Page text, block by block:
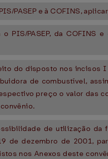
PASEP e à COFINS,
PIS/PASEP, da COFINS
do disposto nos incisos
de combustível,
preço o valor das
de utilização
de dezembro de 2001,
nos Anexos deste